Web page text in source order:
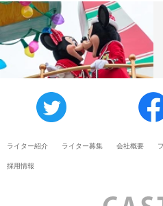
ライター紹介 ライター募集 会社概要
採用情報